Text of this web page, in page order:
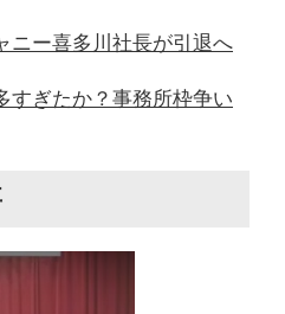
ー喜多川社長が引退へ
すぎたか？事務所枠争い